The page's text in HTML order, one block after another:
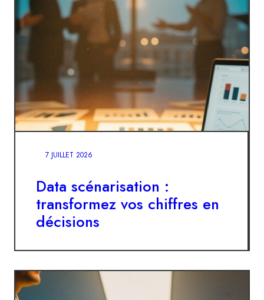
7 JUILLET 2026
Data scénarisation :
transformez vos chiffres en
décisions